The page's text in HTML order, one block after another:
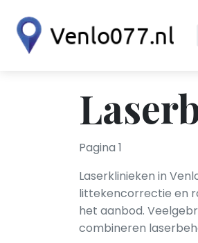
Pagina 1
Laserklinieken in
littekencorrectie en
het aanbod.
combineren